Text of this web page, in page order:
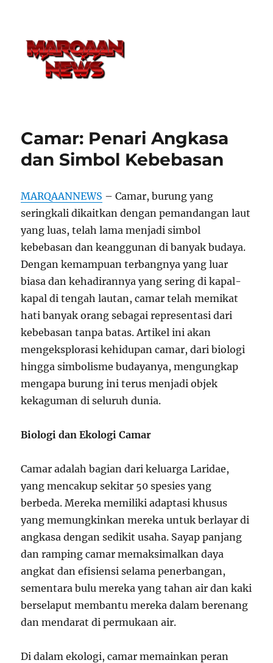
Camar: Penari Angkasa
dan Simbol Kebebasan
MARQAANNEWS – Camar, burung yang
seringkali dikaitkan dengan pemandangan laut
yang luas, telah lama menjadi simbol
kebebasan dan keanggunan di banyak budaya.
Dengan kemampuan terbangnya yang luar
biasa dan kehadirannya yang sering di kapal-
kapal di tengah lautan, camar telah memikat
hati banyak orang sebagai representasi dari
kebebasan tanpa batas. Artikel ini akan
mengeksplorasi kehidupan camar, dari biologi
hingga simbolisme budayanya, mengungkap
mengapa burung ini terus menjadi objek
kekaguman di seluruh dunia.
Biologi dan Ekologi Camar
Camar adalah bagian dari keluarga Laridae,
yang mencakup sekitar 50 spesies yang
berbeda. Mereka memiliki adaptasi khusus
yang memungkinkan mereka untuk berlayar di
angkasa dengan sedikit usaha. Sayap panjang
dan ramping camar memaksimalkan daya
angkat dan efisiensi selama penerbangan,
sementara bulu mereka yang tahan air dan kaki
berselaput membantu mereka dalam berenang
dan mendarat di permukaan air.
Di dalam ekologi, camar memainkan peran